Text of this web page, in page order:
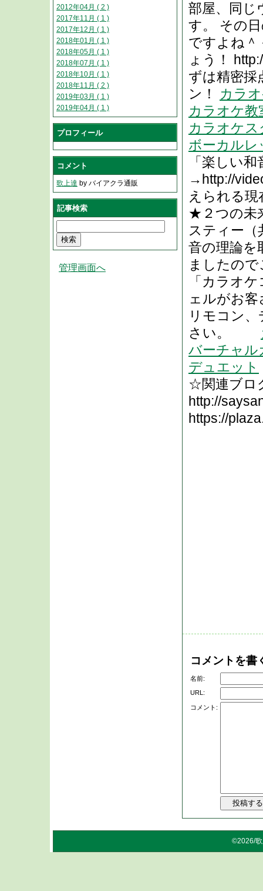
部屋、同じ
す。 その
ですよね＾
ょう！
ずは精密採
ン！
カラ
カラオケ教
カラオケス
ボーカルレ
「楽しい
→http://
えられる
★２つの未
スティー（
音の理論を
ましたの
「カラオ
ェルがお
リモコン
さい。
バーチャル
デュエット
☆関連ブロ
http://
https://
コメントを書
名前:
URL:
コメント:
2012年04月 ( 2 )
2017年11月 ( 1 )
2017年12月 ( 1 )
2018年01月 ( 1 )
2018年05月 ( 1 )
2018年07月 ( 1 )
2018年10月 ( 1 )
2018年11月 ( 2 )
2019年03月 ( 1 )
2019年04月 ( 1 )
プロフィール
コメント
歌上達 by バイアクラ通販
記事検索
管理画面へ
©2026/